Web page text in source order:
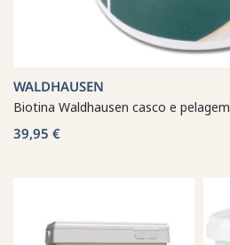
WALDHAUSEN
Biotina Waldhausen casco e pelagem
39,95 €